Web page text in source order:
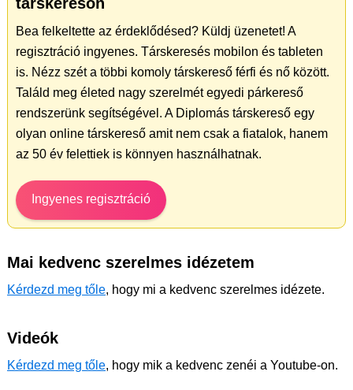
Bea felkeltette az érdeklődésed? Küldj üzenetet! A
regisztráció ingyenes. Társkeresés mobilon és tableten
is. Nézz szét a többi komoly társkereső férfi és nő között.
Találd meg életed nagy szerelmét egyedi párkereső
rendszerünk segítségével. A Diplomás társkereső egy
olyan online társkereső amit nem csak a fiatalok, hanem
az 50 év felettiek is könnyen használhatnak.
Ingyenes regisztráció
Mai kedvenc szerelmes idézetem
Kérdezd meg tőle, hogy mi a kedvenc szerelmes idézete.
Videók
Kérdezd meg tőle, hogy mik a kedvenc zenéi a Youtube-on.